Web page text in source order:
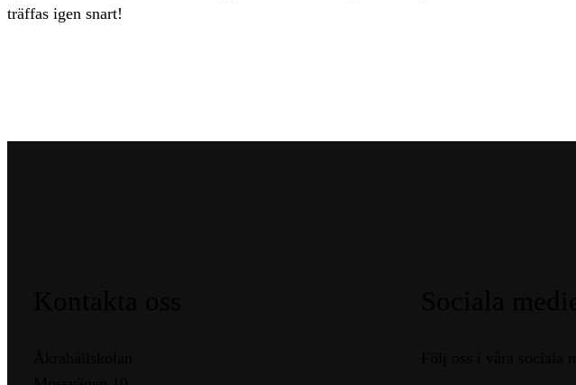
träffas igen snart!